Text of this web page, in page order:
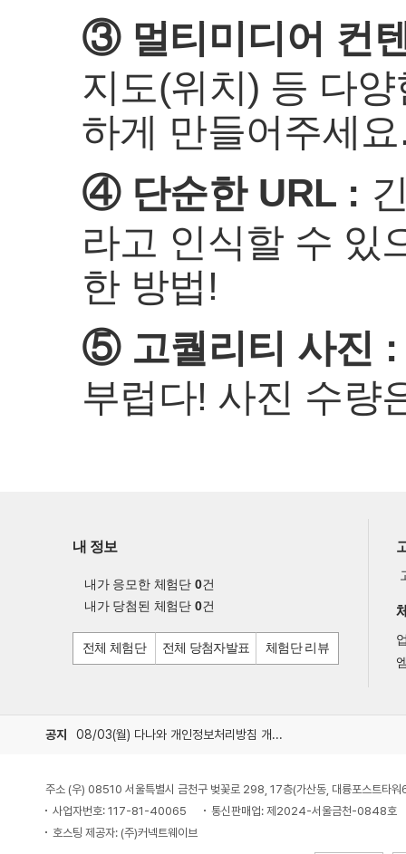
③ 멀티미디어 컨
지도(위치) 등 다
하게 만들어주세
④ 단순한 URL :
라고 인식할 수 있
한 방법!
⑤ 고퀄리티 사진 :
부럽다! 사진 수량
내 정보
내가 응모한 체험단 0건
내가 당첨된 체험단 0건
전체 체험단 전체 당첨자발표 체험단 리뷰
공지 08/03(월) 다나와 개인정보처리방침 개정 안내
주소 (우) 08510 서울특별시 금천구 벚꽃로 298, 17층(가산동, 대륭포스트타워
사업자번호: 117-81-40065
통신판매업: 제2024-서울금천-0848호
호스팅 제공자: (주)커넥트웨이브